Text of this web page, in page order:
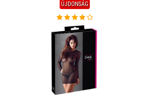
ÚJDONSÁG